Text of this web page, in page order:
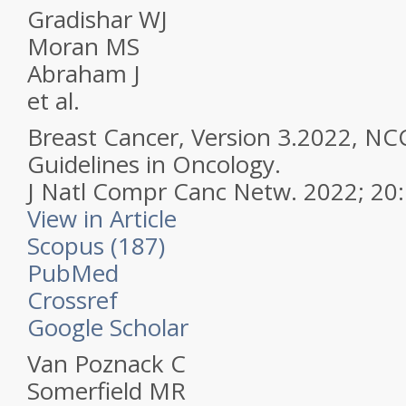
Gradishar WJ
Moran MS
Abraham J
et al.
Breast Cancer, Version 3.2022,
Guidelines in Oncology.
J Natl Compr Canc Netw. 2022;
View in Article
Scopus (187)
PubMed
Crossref
Google Scholar
Van Poznack C
Somerfield MR